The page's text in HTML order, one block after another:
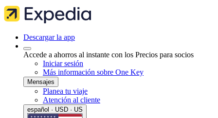
Descargar la app
Accede a ahorros al instante con los Precios para socios
Iniciar sesión
Más información sobre One Key
Mensajes
Planea tu viaje
Atención al cliente
español · USD · US